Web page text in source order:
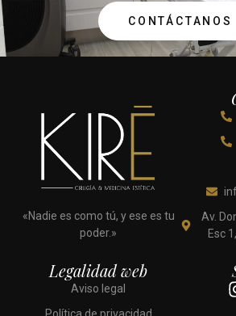
CONTÁCTANOS
«Nadie es como tú, y ese es tu
poder.»
Av.
Esc
Legalidad web
Aviso legal